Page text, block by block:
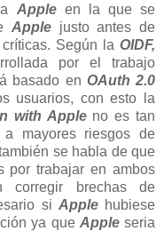
Apple en la que se
Apple justo antes de
Según la OIDF,
por el trabajo
basado en OAuth 2.0
usuarios, con esto la
with Appleno es tan
mayores riesgos de
se habla de que
por trabajar en ambos
corregir brechas de
si Apple hubiese
ya que Appleseria